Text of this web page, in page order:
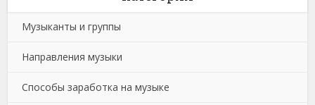
Музыканты и группы
Направления музыки
Способы заработка на музыке